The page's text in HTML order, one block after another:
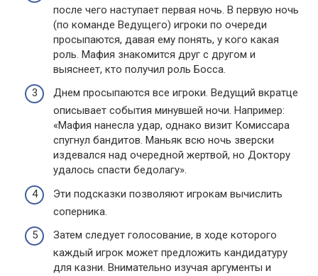
после чего наступает первая ночь. В первую ночь
(по команде Ведущего) игроки по очереди
просыпаются, давая ему понять, у кого какая
роль. Мафия знакомится друг с другом и
выяснеет, кто получил роль Босса.
Днем просыпаются все игроки. Ведущий вкратце
описывает события минувшей ночи. Например:
«Мафия нанесла удар, однако визит Комиссара
спугнул бандитов. Маньяк всю ночь зверски
издевался над очередной жертвой, но Доктору
удалось спасти бедолагу».
Эти подсказки позволяют игрокам вычислить
соперника.
Затем следует голосование, в ходе которого
каждый игрок может предложить кандидатуру
для казни. Внимательно изучая аргументы и